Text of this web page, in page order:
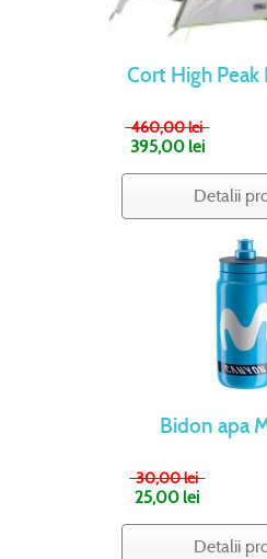
Cort High Peak
460,00 lei
395,00 lei
Detalii
Bidon apa
30,00 lei
25,00 lei
Detalii